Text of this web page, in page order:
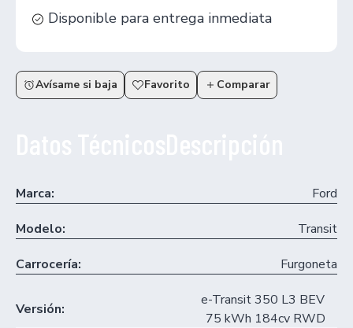
Disponible para entrega inmediata
Avísame si baja Favorito Comparar
Marca: Ford
Modelo: Transit
Carrocería: Furgoneta
Versión:
e-Transit 350 L3 BEV
75 kWh 184cv RWD